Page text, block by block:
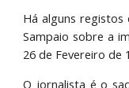
Há alguns registos
Sampaio sobre a
26 de Fevereiro de
O jornalista é o